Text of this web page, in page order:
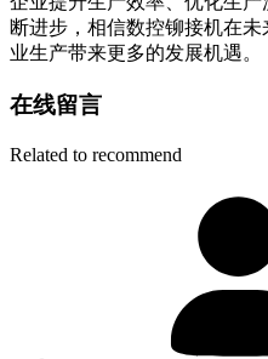
断进步，相信数控铆接机在
业生产带来更多的发展机遇。
在线留言
Related to recommend